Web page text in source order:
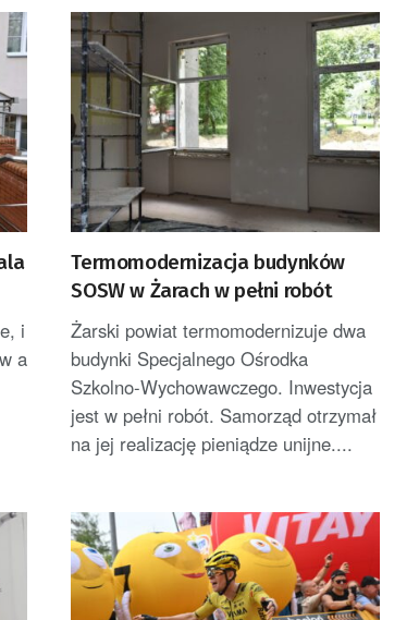
i
a
Termomodernizacja budynków
SOSW w Żarach w pełni robót
Żarski powiat termomodernizuje dwa
budynki Specjalnego Ośrodka
Szkolno-Wychowawczego. Inwestycja
jest w pełni robót. Samorząd otrzymał
na jej realizację pieniądze unijne....